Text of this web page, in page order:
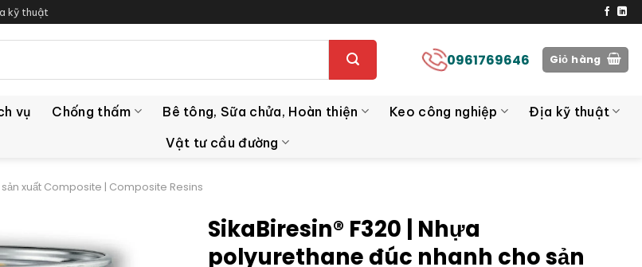
kỹ thuật
0961769646 Giỏ hàng
vụ Chống thấm Bê tông, Sữa chửa, Hoàn thiện Keo công nghiệp
Địa kỹ thuật
Vật tư cầu đường
xuất Composite | Composite Resins
SikaBiresin® F320 | Nhựa
polyurethane đúc nhanh cho sản